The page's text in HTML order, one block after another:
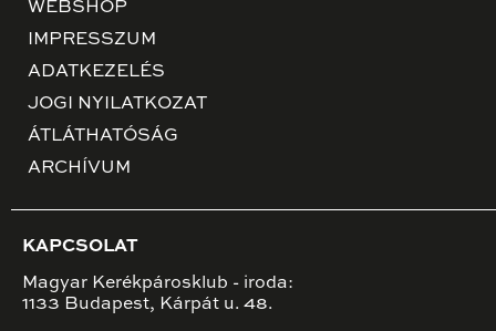
WEBSHOP
IMPRESSZUM
ADATKEZELÉS
JOGI NYILATKOZAT
ÁTLÁTHATÓSÁG
ARCHÍVUM
KAPCSOLAT
Magyar Kerékpárosklub - iroda:
1133 Budapest, Kárpát u. 48.